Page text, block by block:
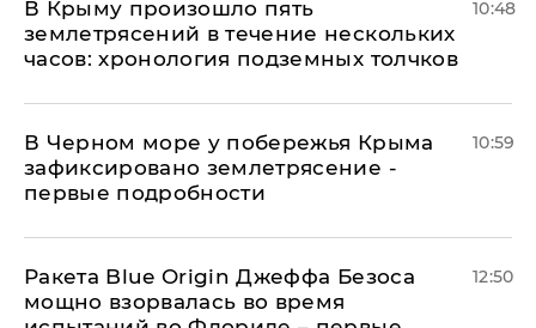
В Крыму произошло пять
землетрясений в течение нескольких
часов: хронология подземных толчков
10:48
В Черном море у побережья Крыма
зафиксировано землетрясение -
первые подробности
10:59
Ракета Blue Origin Джеффа Безоса
мощно взорвалась во время
12:50